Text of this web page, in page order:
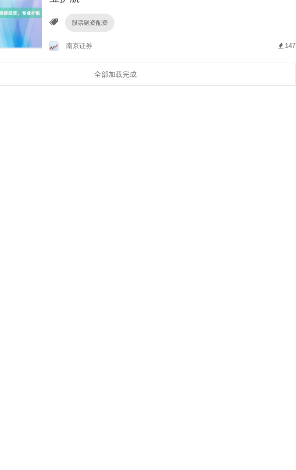
股票融资配资
南京证券 147
全部加载完成